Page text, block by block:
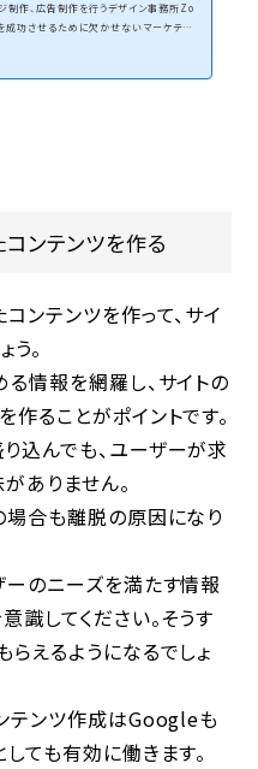
制作、広告制作を行うデザイン事務所Zo
成功させるために欠かせないマーケティン
ンテンツを作る
ンテンツを作って、サイ
。
情報を網羅し、サイトの
ることがポイントです。
込んでも、ユーザーが求
ありません。
場合も離脱の原因になり
ーのニーズを満たす情報
識してください。そうす
えるようになるでしょ
テンツ作成はGoogleも
ても有効に働きます。